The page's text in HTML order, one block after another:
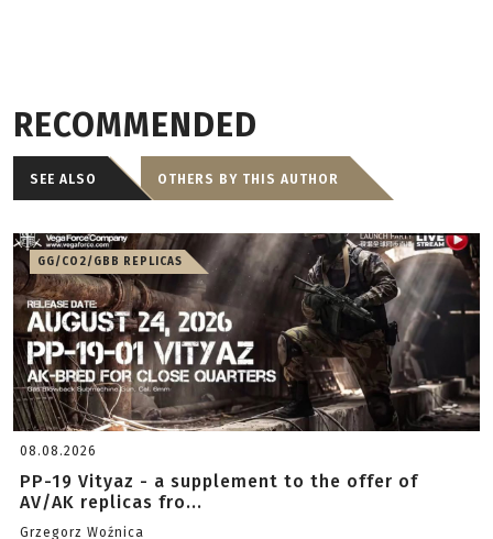
RECOMMENDED
SEE ALSO OTHERS BY THIS AUTHOR
GG/CO2/GBB REPLICAS
08.08.2026
PP-19 Vityaz - a supplement to the offer of
AV/AK replicas fro...
Grzegorz Woźnica